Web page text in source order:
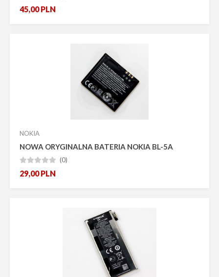
45,00PLN
NOKIA
NOWA ORYGINALNA BATERIA NOKIA BL-5A
 (0)
29,00PLN